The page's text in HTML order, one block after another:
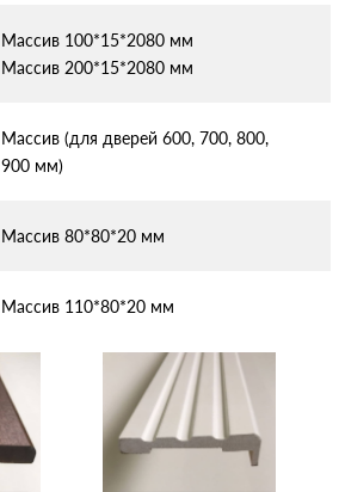
Массив 100*15*2080 мм
Массив 200*15*2080 мм
Массив (для дверей 600, 700, 800,
900 мм)
Массив 80*80*20 мм
Массив 110*80*20 мм